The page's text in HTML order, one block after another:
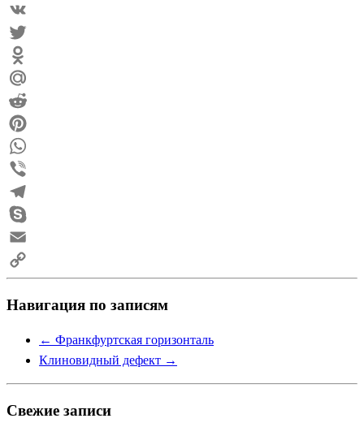
Facebook
VK
Twitter
Odnoklassniki
Mail.Ru
Reddit
Pinterest
WhatsApp
Viber
Telegram
Skype
Email
Copy
Link
Навигация по записям
← Франкфуртская горизонталь
Клиновидный дефект →
Свежие записи